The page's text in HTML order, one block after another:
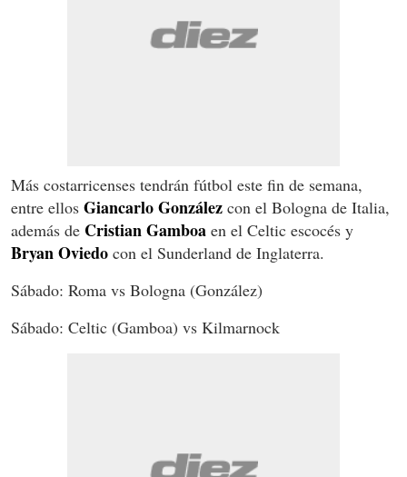
Más costarricenses tendrán fútbol este fin de semana,
entre ellos Giancarlo González con el Bologna de Italia,
además de Cristian Gamboa en el Celtic escocés y
Bryan Oviedo con el Sunderland de Inglaterra.
Sábado: Roma vs Bologna (González)
Sábado: Celtic (Gamboa) vs Kilmarnock